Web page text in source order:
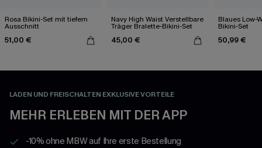
Rosa Bikini-Set mit tiefem
Ausschnitt
51,00 €
Navy High Waist Verstellbare
Träger Bralette-Bikini-Set
45,00 €
Blaues Low-
Bikini-Set
50,99 €
LADEN UND FREISCHALTEN EXKLUSIVE VORTEILE
MEHR ERLEBEN MIT DER APP
-10% ohne MBW auf Ihre erste Bestellung